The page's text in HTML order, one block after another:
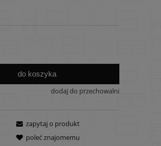
do koszyka
dodaj do przechowalni
zapytaj o produkt
poleć znajomemu